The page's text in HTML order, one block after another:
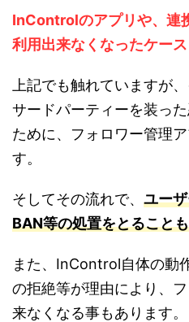
InControlのアプリや、連
利用出来なくなったケース
上記でも触れていますが
サードパーティーを装っ
ために、フォロワー管理
す。
そしてその流れで、 ユー
BAN等の処置をとること
また、InControl自体の動
の拒絶等が理由により、
来なくなる事もあります。